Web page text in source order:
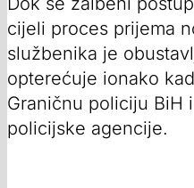
cijeli proces prijema
službenika je
opterećuje ionako
Graničnu policiju BiH
policijske agencije.